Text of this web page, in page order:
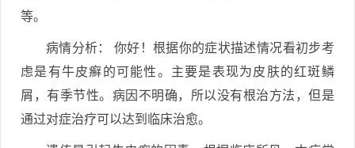
等。
病情分析： 你好！根据你的症状描述情况看初步考
虑是有牛皮癣的可能性。主要是表现为皮肤的红斑鳞
屑，有季节性。病因不明确，所以没有根治方法，但是
通过对症治疗可以达到临床治愈。